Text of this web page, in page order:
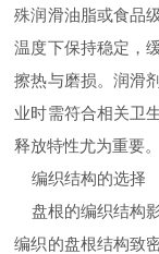
殊润滑油脂或食品
温度下保持稳定，
擦热与磨损。润滑
业时需符合相关卫
释放特性尤为重要。
编织结构的选择
盘根的编织结构
编织的盘根结构致